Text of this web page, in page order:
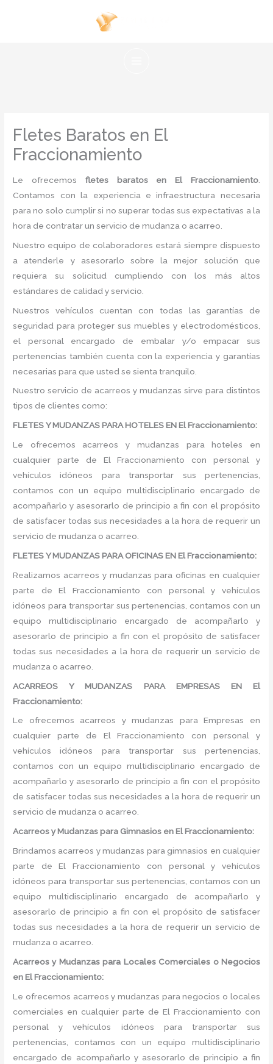
Fletes Baratos en El
Fraccionamiento
Le ofrecemos fletes baratos en El Fraccionamiento.
Contamos con la experiencia e infraestructura necesaria
para no solo cumplir si no superar todas sus expectativas a la
hora de contratar un servicio de mudanza o acarreo.
Nuestro equipo de colaboradores estará siempre dispuesto
a atenderle y asesorarlo sobre la mejor solución que
requiera su solicitud cumpliendo con los más altos
estándares de calidad y servicio.
Nuestros vehículos cuentan con todas las garantías de
seguridad para proteger sus muebles y electrodomésticos,
el personal encargado de embalar y/o empacar sus
pertenencias también cuenta con la experiencia y garantías
necesarias para que usted se sienta tranquilo.
Nuestro servicio de acarreos y mudanzas sirve para distintos
tipos de clientes como:
FLETES Y MUDANZAS PARA HOTELES EN El Fraccionamiento:
Le ofrecemos acarreos y mudanzas para hoteles en
cualquier parte de El Fraccionamiento con personal y
vehículos idóneos para transportar sus pertenencias,
contamos con un equipo multidisciplinario encargado de
acompañarlo y asesorarlo de principio a fin con el propósito
de satisfacer todas sus necesidades a la hora de requerir un
servicio de mudanza o acarreo.
FLETES Y MUDANZAS PARA OFICINAS EN El Fraccionamiento:
Realizamos acarreos y mudanzas para oficinas en cualquier
parte de El Fraccionamiento con personal y vehículos
idóneos para transportar sus pertenencias, contamos con un
equipo multidisciplinario encargado de acompañarlo y
asesorarlo de principio a fin con el propósito de satisfacer
todas sus necesidades a la hora de requerir un servicio de
mudanza o acarreo.
ACARREOS Y MUDANZAS PARA EMPRESAS EN El
Fraccionamiento:
Le ofrecemos acarreos y mudanzas para Empresas en
cualquier parte de El Fraccionamiento con personal y
vehículos idóneos para transportar sus pertenencias,
contamos con un equipo multidisciplinario encargado de
acompañarlo y asesorarlo de principio a fin con el propósito
de satisfacer todas sus necesidades a la hora de requerir un
servicio de mudanza o acarreo.
Acarreos y Mudanzas para Gimnasios en El Fraccionamiento:
Brindamos acarreos y mudanzas para gimnasios en cualquier
parte de El Fraccionamiento con personal y vehículos
idóneos para transportar sus pertenencias, contamos con un
equipo multidisciplinario encargado de acompañarlo y
asesorarlo de principio a fin con el propósito de satisfacer
todas sus necesidades a la hora de requerir un servicio de
mudanza o acarreo.
Acarreos y Mudanzas para Locales Comerciales o Negocios
en El Fraccionamiento:
Le ofrecemos acarreos y mudanzas para negocios o locales
comerciales en cualquier parte de El Fraccionamiento con
personal y vehículos idóneos para transportar sus
pertenencias, contamos con un equipo multidisciplinario
encargado de acompañarlo y asesorarlo de principio a fin